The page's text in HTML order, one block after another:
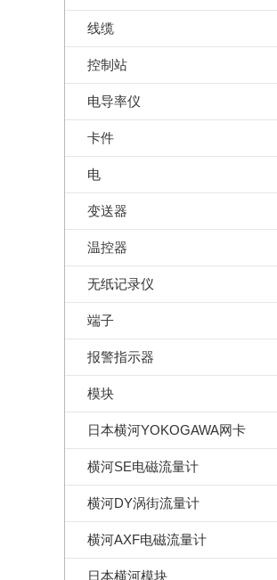
线缆
控制站
电导率仪
卡件
电
变送器
温控器
无纸记录仪
端子
报警指示器
模块
日本横河YOKOGAWA网卡
横河SE电磁流量计
横河DY涡街流量计
横河AXF电磁流量计
日本横河模块